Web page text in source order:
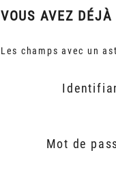
VOUS AVEZ
Les champs avec un
Mot de